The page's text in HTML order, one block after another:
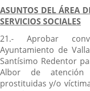
ASUNTOS DEL ÁREA
SERVICIOS SOCIALES
21.- Aprobar
Ayuntamiento de
Santísimo Redentor
Albor de atención
prostituidas y/o